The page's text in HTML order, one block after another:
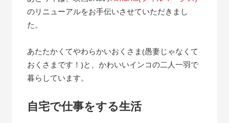
のリニューアルをお手伝いさせていただきまし
た。
あたたかくてやわらかいおくさま(愚妻じゃなくて
おくさまです！)と、かわいいインコの二人一羽で
暮らしています。
自宅で仕事をする生活